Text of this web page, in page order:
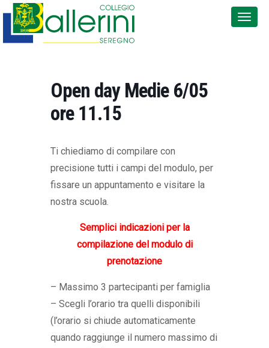
Open day Medie 6/05
ore 11.15
Ti chiediamo di compilare con
precisione tutti i campi del modulo, per
fissare un appuntamento e visitare la
nostra scuola.
Semplici indicazioni per la
compilazione del modulo di
prenotazione
– Massimo 3 partecipanti per famiglia
– Scegli l’orario tra quelli disponibili
(l’orario si chiude automaticamente
quando raggiunge il numero massimo di